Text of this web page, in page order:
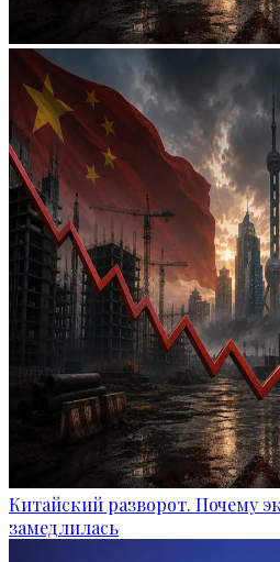
Китайский разворот. Почему
замедлилась